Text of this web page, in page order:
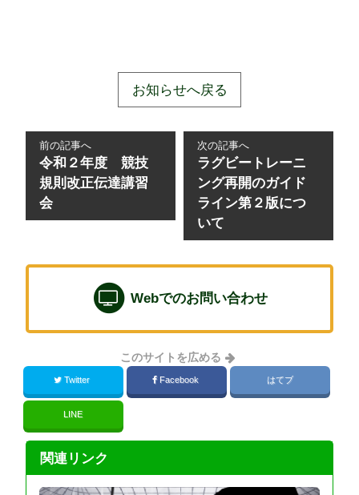
お知らせへ戻る
前の記事へ
令和２年度 競技
規則改正伝達講習
会
次の記事へ
ラグビートレーニ
ング再開のガイド
ライン第２版につ
いて
Webでのお問い合わせ
このサイトを広める
Twitter Facebook はてブ
LINE
関連リンク